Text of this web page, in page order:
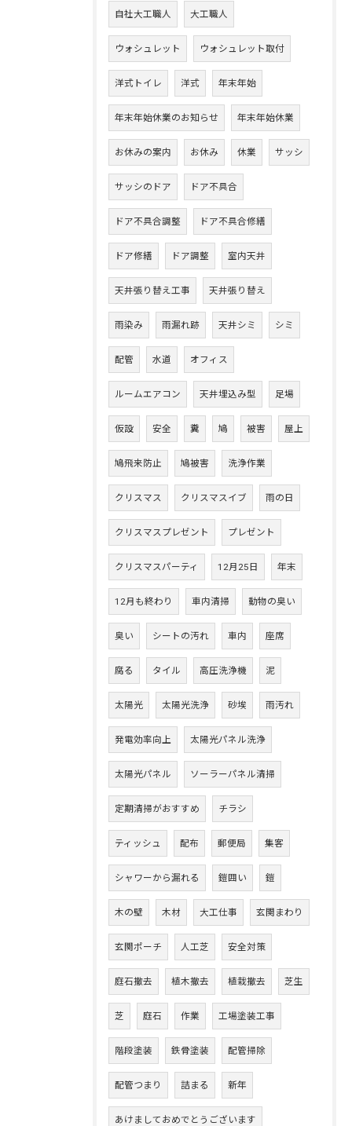
自社大工職人 大工職人
ウォシュレット ウォシュレット取付
洋式トイレ 洋式 年末年始
年末年始休業のお知らせ 年末年始休業
お休みの案内 お休み 休業 サッシ
サッシのドア ドア不具合
ドア不具合調整 ドア不具合修繕
ドア修繕 ドア調整 室内天井
天井張り替え工事 天井張り替え
雨染み 雨漏れ跡 天井シミ シミ
配管 水道 オフィス
ルームエアコン 天井埋込み型 足場
仮設 安全 糞 鳩 被害 屋上
鳩飛来防止 鳩被害 洗浄作業
クリスマス クリスマスイブ 雨の日
クリスマスプレゼント プレゼント
クリスマスパーティ 12月25日 年末
12月も終わり 車内清掃 動物の臭い
臭い シートの汚れ 車内 座席
腐る タイル 高圧洗浄機 泥
太陽光 太陽光洗浄 砂埃 雨汚れ
発電効率向上 太陽光パネル洗浄
太陽光パネル ソーラーパネル清掃
定期清掃がおすすめ チラシ
ティッシュ 配布 郵便局 集客
シャワーから漏れる 鎧囲い 鎧
木の壁 木材 大工仕事 玄関まわり
玄関ポーチ 人工芝 安全対策
庭石撤去 植木撤去 植栽撤去 芝生
芝 庭石 作業 工場塗装工事
階段塗装 鉄骨塗装 配管掃除
配管つまり 詰まる 新年
あけましておめでとうございます